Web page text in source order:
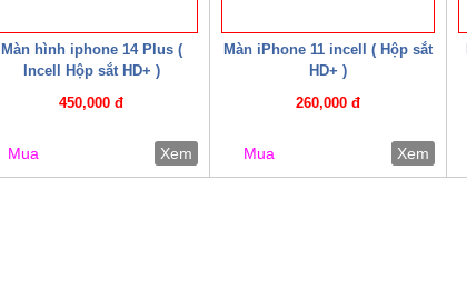
Màn hình iphone 14 Plus (
Incell Hộp sắt HD+ )
450,000 đ
Mua Xem
Màn iPhone 11 incell ( Hộp sắt
HD+ )
260,000 đ
Mua Xem